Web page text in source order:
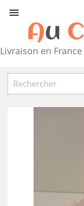

Livraison en France